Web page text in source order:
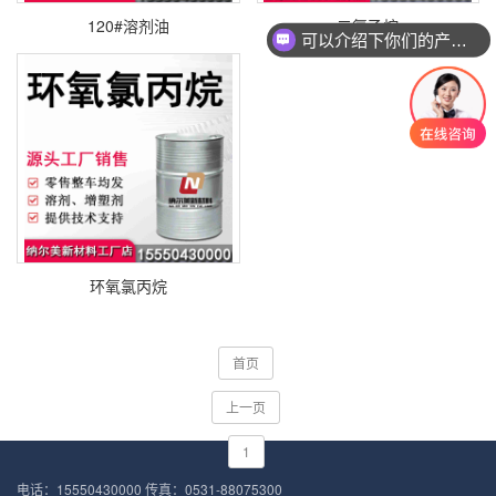
120#溶剂油 二氯乙烷
环氧氯丙烷
首页
上一页
1
电话：15550430000 传真：0531-88075300